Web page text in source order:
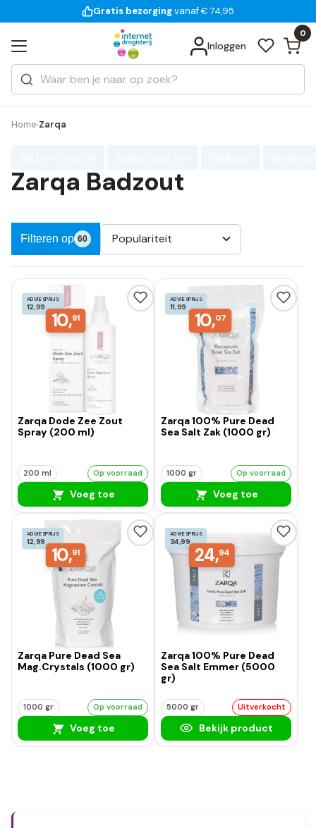
voor 18:00 uur besteld
Gratis bezorgingvanaf € 74,95
Inloggen
0
Zoeken
Categorieën
Merken
Bekijk alle resultaten
Home›Zarqa
Zarqa Badzout
Filteren op 60 Populariteit
ADVIESPRIJS
12,99
10,91
Zarqa Dode Zee Zout
Spray (200 ml)
200 ml Op voorraad
Voeg toe
ADVIESPRIJS
11,99
10,07
Zarqa 100% Pure Dead
Sea Salt Zak (1000 gr)
1000 gr Op voorraad
Voeg toe
ADVIESPRIJS
12,99
10,91
Zarqa Pure Dead Sea
Mag.Crystals (1000 gr)
1000 gr Op voorraad
Voeg toe
ADVIESPRIJS
34,99
24,94
Zarqa 100% Pure Dead
Sea Salt Emmer (5000
gr)
5000 gr Uitverkocht
Bekijk product